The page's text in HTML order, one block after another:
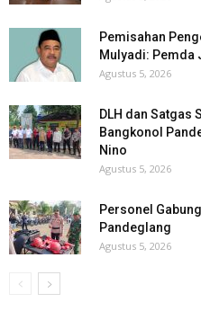
Pemisahan
Mulyadi: Pemda
Agustus 5, 2026
DLH dan Satgas
Bangkonol
Nino
Agustus 5, 2026
Personel
Pandeglang
Agustus 5, 2026